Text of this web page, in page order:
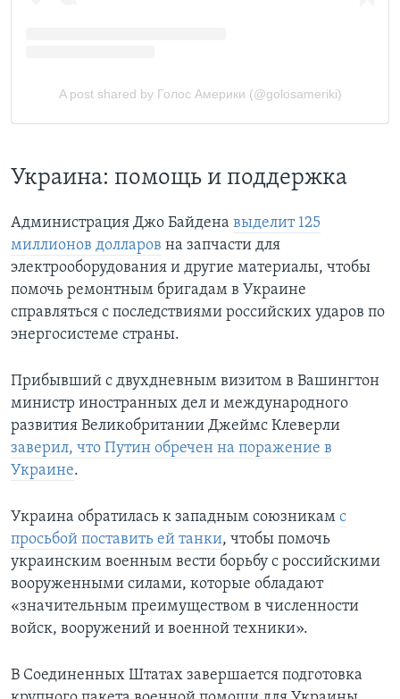
Украина: помощь и поддержка
Администрация Джо Байдена выделит 125
миллионов долларов на запчасти для
электрооборудования и другие материалы, чтобы
помочь ремонтным бригадам в Украине
справляться с последствиями российских ударов по
энергосистеме страны.
Прибывший с двухдневным визитом в Вашингтон
министр иностранных дел и международного
развития Великобритании Джеймс Клеверли
заверил, что Путин обречен на поражение в
Украине.
Украина обратилась к западным союзникам с
просьбой поставить ей танки, чтобы помочь
украинским военным вести борьбу с российскими
вооруженными силами, которые обладают
«значительным преимуществом в численности
войск, вооружений и военной техники».
В Соединенных Штатах завершается подготовка